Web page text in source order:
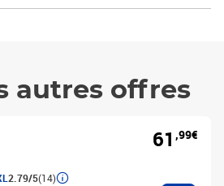
autres offres
2.79/5(14)
61 ,99€